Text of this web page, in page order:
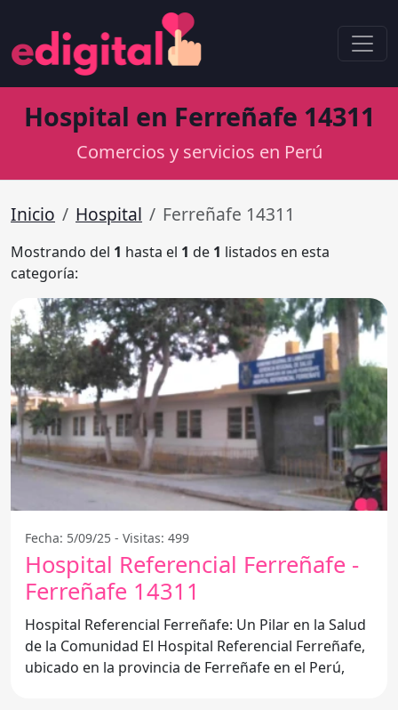
Hospital en Ferreñafe 14311
Comercios y servicios en Perú
Inicio Hospital Ferreñafe 14311
Mostrando del 1 hasta el 1 de 1 listados en esta
categoría:
Fecha: 5/09/25 - Visitas: 499
Hospital Referencial Ferreñafe -
Ferreñafe 14311
Hospital Referencial Ferreñafe: Un Pilar en la Salud
de la Comunidad El Hospital Referencial Ferreñafe,
ubicado en la provincia de Ferreñafe en el Perú,